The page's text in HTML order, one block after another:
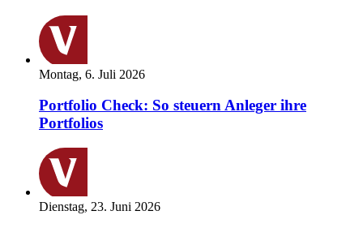
Montag, 6. Juli 2026
Portfolio Check: So steuern Anleger ihre
Portfolios
Dienstag, 23. Juni 2026